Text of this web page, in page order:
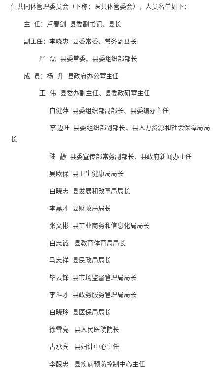
生共同体管理委员会 （下称 ： 医共体管委会） ， 人员名单如下：
主 任： 卢春剑 县委副书记、县长
副 主任：李晓忠 县委常委、常务副县长
严 磊 县委常委、县委组织部部长
成 员：杨 升 县政府办公室主任
王 伟 县委办副主任、县委政研室主任
白健萍 县委组织部副部长、县委编办主任
李边旺 县委组织部副部长、 县人力资源和社会保障局 局
长
陆 静 县委宣传部常务副部长、县政府新闻办主任
吴欧保 县卫生健康局局长
白晓志县发展和 改革局局长
李黑才县财政局局长
张文彬 县工业商务和信息化局局长
白忠诚 县教育体育局局长
马志祥县民政局局长
毕云锋 县市场监督管理局局长
李斗才县政务服务管理局局长
白晓玲县医保局局长
徐雪亮 县人民医院院长
古承宾 县妇计中心主任
李酿忠 县疾病预防控制中心主任